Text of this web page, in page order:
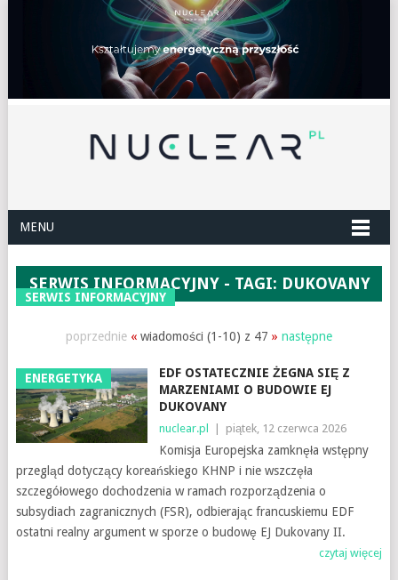
MENU
SERWIS INFORMACYJNY - TAGI: DUKOVANY
poprzednie «wiadomości (1-10) z 47 » następne
ENERGETYKA
EDF OSTATECZNIE ŻEGNA SIĘ Z
MARZENIAMI O BUDOWIE EJ
DUKOVANY
nuclear.pl piątek, 12 czerwca 2026
Komisja Europejska zamknęła wstępny
przegląd dotyczący koreańskiego KHNP i nie wszczęła
szczegółowego dochodzenia w ramach rozporządzenia o
subsydiach zagranicznych (FSR), odbierając francuskiemu EDF
ostatni realny argument w sporze o budowę EJ Dukovany II.
czytaj więcej
SERWIS INFORMACYJNY